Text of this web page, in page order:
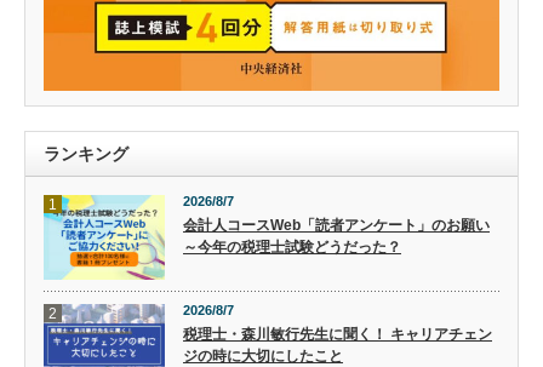
ランキング
1 2026/8/7
会計人コースWeb「読者アンケート」のお願い
～今年の税理士試験どうだった？
2 2026/8/7
税理士・森川敏行先生に聞く！ キャリアチェン
ジの時に大切にしたこと